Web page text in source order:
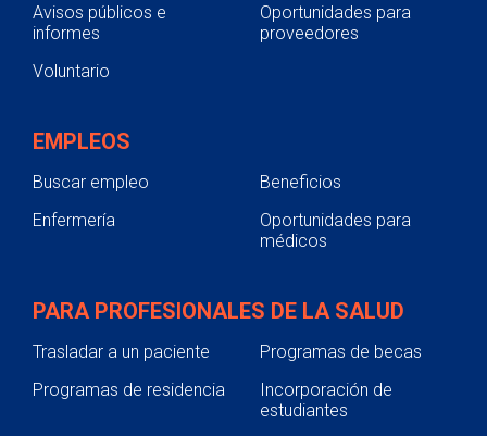
Avisos públicos e
informes
Oportunidades para
proveedores
Voluntario
EMPLEOS
Buscar empleo
Beneficios
Enfermería
Oportunidades para
médicos
PARA PROFESIONALES DE LA SALUD
Trasladar a un paciente
Programas de becas
Programas de residencia
Incorporación de
estudiantes